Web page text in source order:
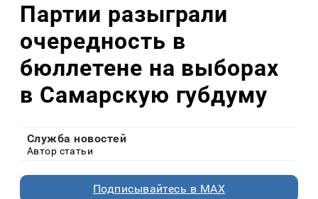
Партии разыграли
очередность в
бюллетене на выборах
в Самарскую губдуму
Служба новостей
Автор статьи
Подписывайтесь в MAX